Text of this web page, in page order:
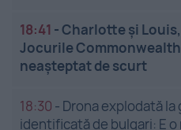
18:41 -Charlotte și
Jocurile
neașteptat de scurt
18:30 - Drona explodată la
identificată de bulgari: E